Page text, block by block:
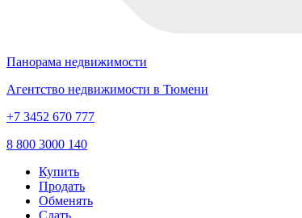
Панорама недвижимости
Агентство недвижимости в Тюмени
+7 3452 670 777
8 800 3000 140
Купить
Продать
Обменять